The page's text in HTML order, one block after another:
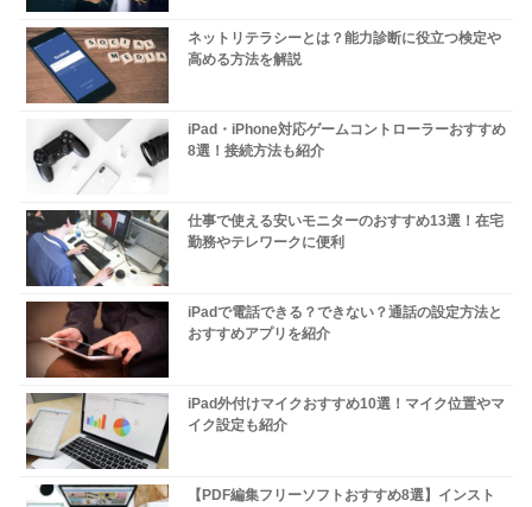
ネットリテラシーとは？能力診断に役立つ検定や
高める方法を解説
iPad・iPhone対応ゲームコントローラーおすすめ
8選！接続方法も紹介
仕事で使える安いモニターのおすすめ13選！在宅
勤務やテレワークに便利
iPadで電話できる？できない？通話の設定方法と
おすすめアプリを紹介
iPad外付けマイクおすすめ10選！マイク位置やマ
イク設定も紹介
【PDF編集フリーソフトおすすめ8選】インスト